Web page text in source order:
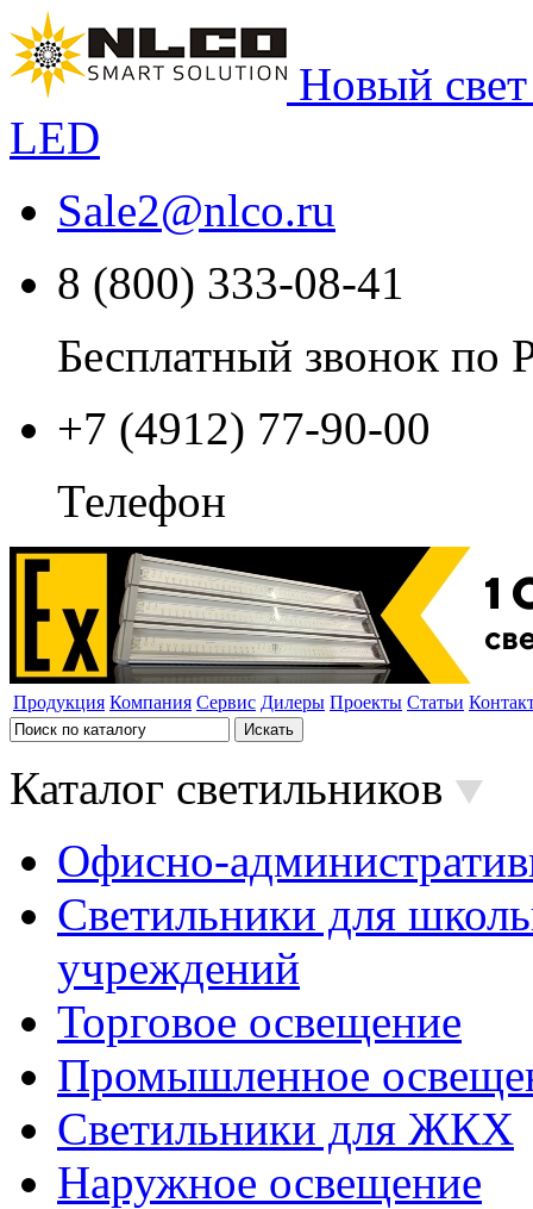
Новый
LED
Sale2@nlco.ru
8 (800) 333-08-41
Бесплатный звонок по
+7 (4912) 77-90-00
Телефон
Продукция Компания Сервис Дилеры Проекты Статьи
Каталог светильников
Офисно-
Светильники для
учреждений
Торговое освещение
Промышленное
Светильники для ЖКХ
Наружное освещение